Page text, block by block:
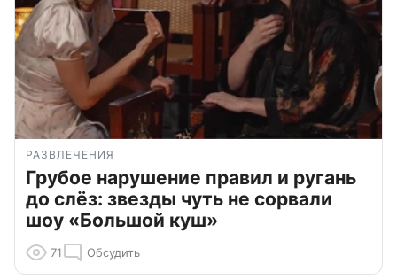
РАЗВЛЕЧЕНИЯ
Грубое нарушение правил и ругань
до слёз: звезды чуть не сорвали
шоу «Большой куш»
71 Обсудить